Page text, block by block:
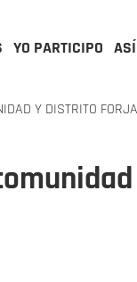
YO PARTICIPO
Y DISTRITO